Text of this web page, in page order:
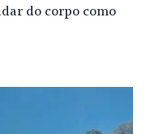
do corpo como